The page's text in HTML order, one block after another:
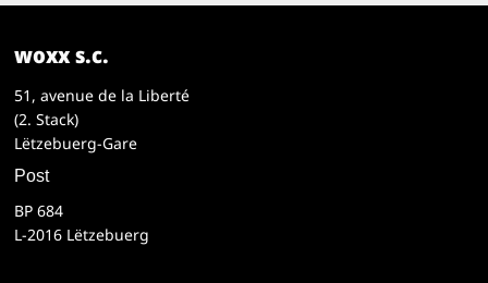
woxx s.c.
51, avenue de la Liberté
(2. Stack)
Lëtzebuerg-Gare
Post
BP 684
L-2016 Lëtzebuerg